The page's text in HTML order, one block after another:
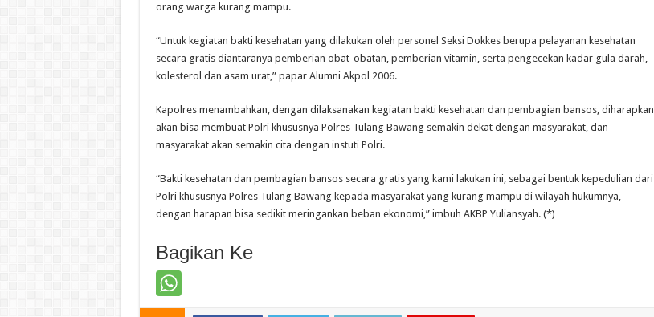
orang warga kurang mampu.
“Untuk kegiatan bakti kesehatan yang dilakukan oleh personel Seksi Dokkes berupa pelayanan kesehatan
secara gratis diantaranya pemberian obat-obatan, pemberian vitamin, serta pengecekan kadar gula darah,
kolesterol dan asam urat,” papar Alumni Akpol 2006.
Kapolres menambahkan, dengan dilaksanakan kegiatan bakti kesehatan dan pembagian bansos, diharapkan
akan bisa membuat Polri khususnya Polres Tulang Bawang semakin dekat dengan masyarakat, dan
masyarakat akan semakin cita dengan instuti Polri.
“Bakti kesehatan dan pembagian bansos secara gratis yang kami lakukan ini, sebagai bentuk kepedulian dari
Polri khususnya Polres Tulang Bawang kepada masyarakat yang kurang mampu di wilayah hukumnya,
dengan harapan bisa sedikit meringankan beban ekonomi,” imbuh AKBP Yuliansyah. (*)
Bagikan Ke